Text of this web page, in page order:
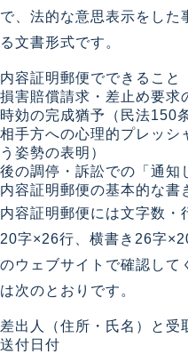
で、法的な意思表示をした
る文書形式です。
内容証明郵便でできること
損害賠償請求・差止め要求
時効の完成猶予（民法150
相手方への心理的プレッシ
う姿勢の表明）
後の調停・訴訟での「通知
内容証明郵便の基本的な書
内容証明郵便には文字数・
20字×26行、横書き26字
のウェブサイトで確認して
は次のとおりです。
差出人（住所・氏名）と受
送付日付